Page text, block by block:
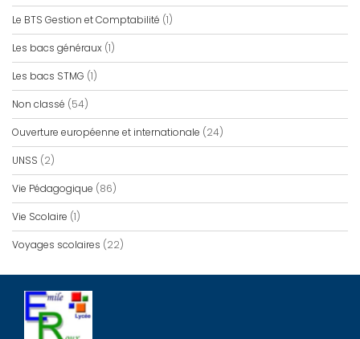
Le BTS Gestion et Comptabilité (1)
Les bacs généraux (1)
Les bacs STMG (1)
Non classé (54)
Ouverture européenne et internationale (24)
UNSS (2)
Vie Pédagogique (86)
Vie Scolaire (1)
Voyages scolaires (22)